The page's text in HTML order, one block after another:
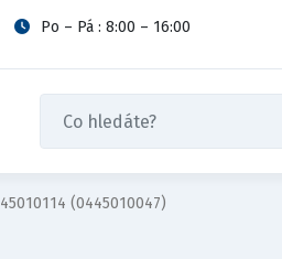
Po – Pá : 8:00 – 16:00
(0445010047)